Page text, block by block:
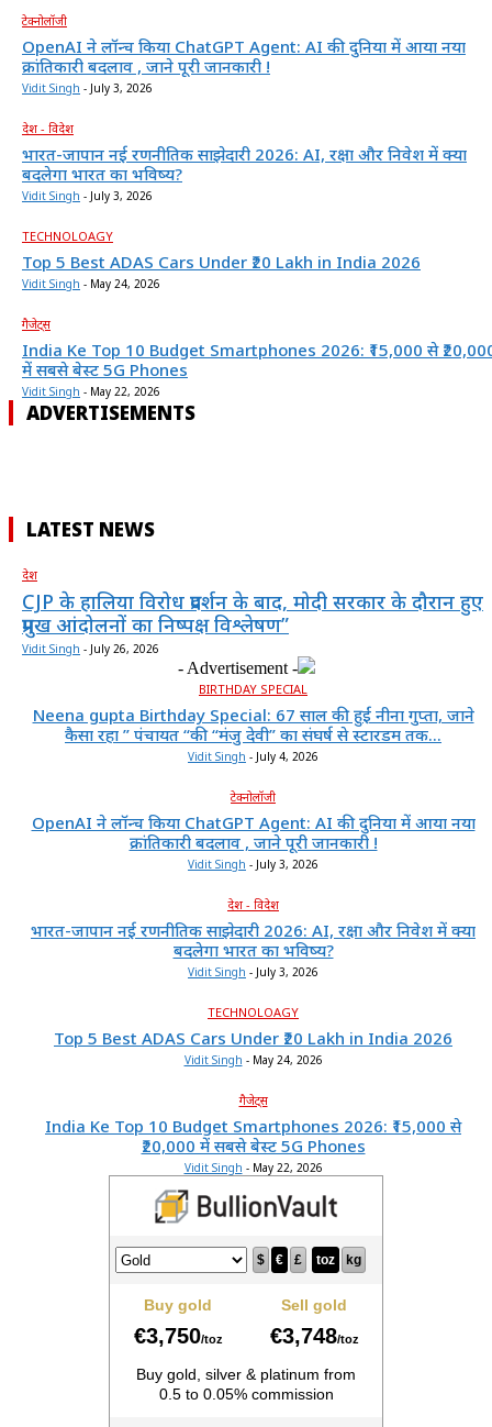
टेक्नोलॉजी
OpenAI ने लॉन्च किया ChatGPT Agent: AI की दुनिया में आया नया
क्रांतिकारी बदलाव , जाने पूरी जानकारी !
Vidit Singh - July 3, 2026
देश - विदेश
भारत-जापान नई रणनीतिक साझेदारी 2026: AI, रक्षा और निवेश में क्या
बदलेगा भारत का भविष्य?
Vidit Singh - July 3, 2026
TECHNOLOAGY
Top 5 Best ADAS Cars Under ₹20 Lakh in India 2026
Vidit Singh - May 24, 2026
गैजेट्स
India Ke Top 10 Budget Smartphones 2026: ₹15,000 से
में सबसे बेस्ट 5G Phones
Vidit Singh - May 22, 2026
ADVERTISEMENTS
LATEST NEWS
देश
CJP के हालिया विरोध प्रदर्शन के बाद, मोदी सरकार के दौरान हुए
प्रमुख आंदोलनों का निष्पक्ष विश्लेषण”
Vidit Singh - July 26, 2026
- Advertisement -
BIRTHDAY SPECIAL
Neena gupta Birthday Special: 67 साल की हुईं नीना गुप्ता, जाने
कैसा रहा ” पंचायत “की “मंजु देवी” का संघर्ष से स्टारडम तक...
Vidit Singh - July 4, 2026
टेक्नोलॉजी
OpenAI ने लॉन्च किया ChatGPT Agent: AI की दुनिया में आया नया
क्रांतिकारी बदलाव , जाने पूरी जानकारी !
Vidit Singh - July 3, 2026
देश - विदेश
भारत-जापान नई रणनीतिक साझेदारी 2026: AI, रक्षा और निवेश में क्या
बदलेगा भारत का भविष्य?
Vidit Singh - July 3, 2026
TECHNOLOAGY
Top 5 Best ADAS Cars Under ₹20 Lakh in India 2026
Vidit Singh - May 24, 2026
गैजेट्स
India Ke Top 10 Budget Smartphones 2026: ₹15,000 से
₹20,000 में सबसे बेस्ट 5G Phones
Vidit Singh - May 22, 2026